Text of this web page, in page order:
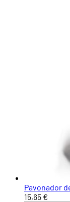
Pavonador
15,65 €